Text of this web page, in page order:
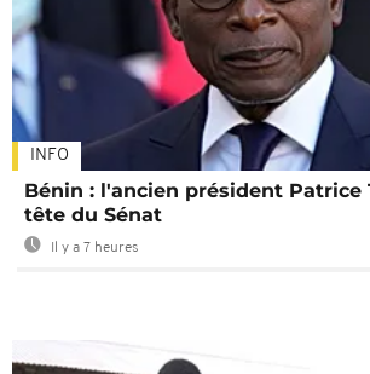
INFO
Bénin : l'ancien président Patrice
tête du Sénat
Il y a 7 heures